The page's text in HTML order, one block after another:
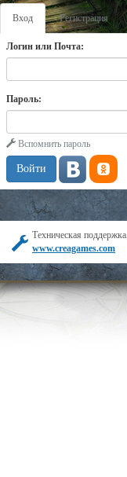
Вход Регистрация
Логин или Почта:
Пароль:
Вспомнить пароль
Техническая поддержка
www.creagames.com